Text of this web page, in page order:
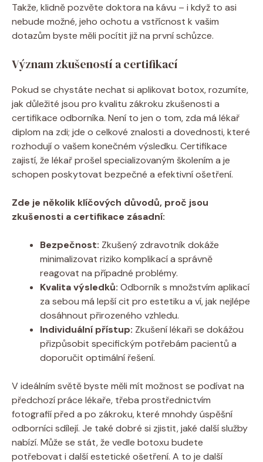
Takže, klidně pozvěte doktora na kávu – i když to asi
nebude možné, jeho ochotu a vstřícnost k vašim
dotazům byste měli pocítit již na první schůzce.
Význam zkušeností a certifikací
Pokud se chystáte nechat si aplikovat botox, rozumíte,
jak důležité jsou pro kvalitu zákroku zkušenosti a
certifikace odborníka. Není to jen o tom, zda má lékař
diplom na zdi; jde o celkové znalosti a dovednosti, které
rozhodují o vašem konečném výsledku. Certifikace
zajistí, že lékař prošel specializovaným školením a je
schopen poskytovat bezpečné a efektivní ošetření.
Zde je několik klíčových důvodů, proč jsou
zkušenosti a certifikace zásadní:
Bezpečnost: Zkušený zdravotník dokáže
minimalizovat riziko komplikací a správně
reagovat na případné problémy.
Kvalita výsledků: Odborník s množstvím aplikací
za sebou má lepší cit pro estetiku a ví, jak nejlépe
dosáhnout přirozeného vzhledu.
Individuální přístup: Zkušení lékaři se dokážou
přizpůsobit specifickým potřebám pacientů a
doporučit optimální řešení.
V ideálním světě byste měli mít možnost se podívat na
předchozí práce lékaře, třeba prostřednictvím
fotografií před a po zákroku, které mnohdy úspěšní
odborníci sdílejí. Je také dobré si zjistit, jaké další služby
nabízí. Může se stát, že vedle botoxu budete
potřebovat i další estetické ošetření. A to je další